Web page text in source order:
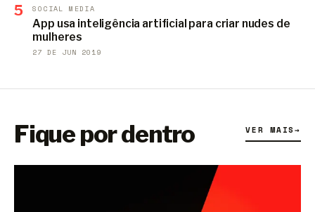
5 SOCIAL MEDIA
App usa inteligência artificial para criar nudes de
mulheres
27 DE JUN 2019
Fique por dentro VER MAIS→